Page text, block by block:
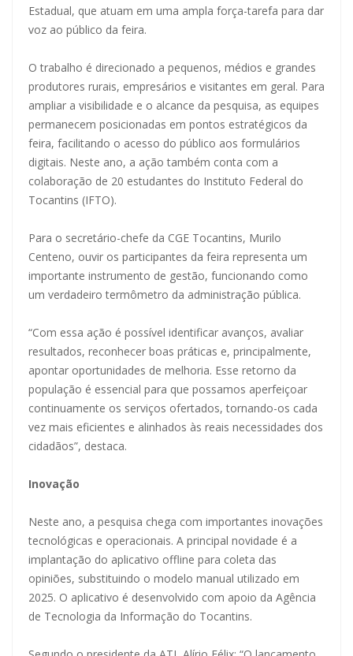
Estadual, que atuam em uma ampla força-tarefa para dar
voz ao público da feira.
O trabalho é direcionado a pequenos, médios e grandes
produtores rurais, empresários e visitantes em geral. Para
ampliar a visibilidade e o alcance da pesquisa, as equipes
permanecem posicionadas em pontos estratégicos da
feira, facilitando o acesso do público aos formulários
digitais. Neste ano, a ação também conta com a
colaboração de 20 estudantes do Instituto Federal do
Tocantins (IFTO).
Para o secretário-chefe da CGE Tocantins, Murilo
Centeno, ouvir os participantes da feira representa um
importante instrumento de gestão, funcionando como
um verdadeiro termômetro da administração pública.
“Com essa ação é possível identificar avanços, avaliar
resultados, reconhecer boas práticas e, principalmente,
apontar oportunidades de melhoria. Esse retorno da
população é essencial para que possamos aperfeiçoar
continuamente os serviços ofertados, tornando-os cada
vez mais eficientes e alinhados às reais necessidades dos
cidadãos”, destaca.
Inovação
Neste ano, a pesquisa chega com importantes inovações
tecnológicas e operacionais. A principal novidade é a
implantação do aplicativo offline para coleta das
opiniões, substituindo o modelo manual utilizado em
2025. O aplicativo é desenvolvido com apoio da Agência
de Tecnologia da Informação do Tocantins.